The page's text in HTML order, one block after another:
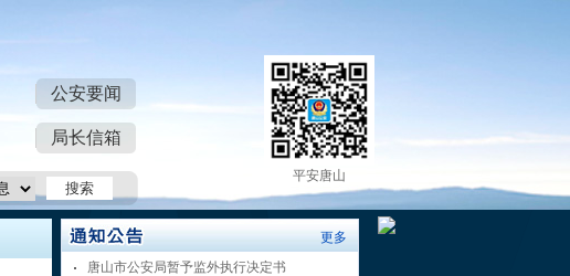
公安要闻
局长信箱
平安唐山
更多
唐山市公安局暂予监外执行决定书